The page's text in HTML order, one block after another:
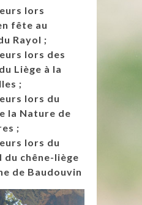
lors
fête au
Rayol ;
lors des
Liège à la
;
lors du
la Nature de
;
lors du
du chêne-liège
de Baudouvin